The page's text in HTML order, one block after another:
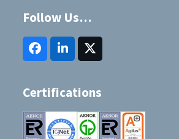
Follow Us…
FacebookLinkedInTwitter
(deprecated)
Certifications